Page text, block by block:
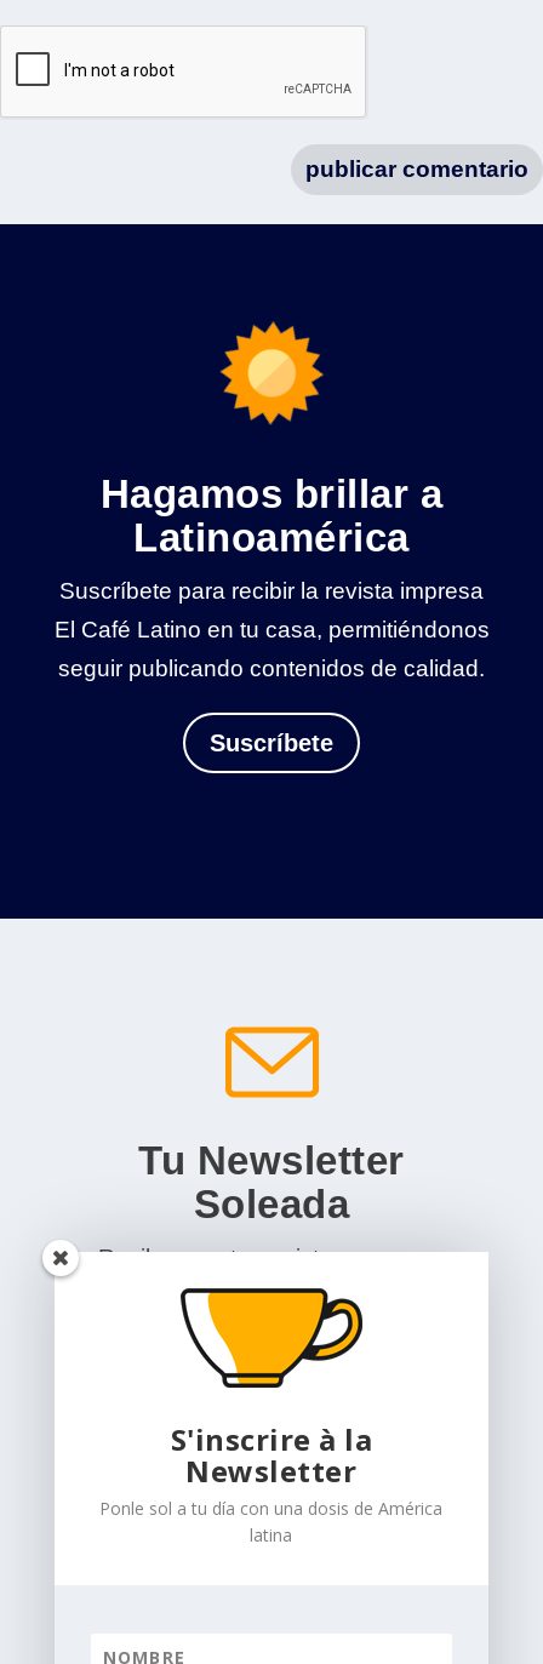
Hagamos brillar a
Latinoamérica
Suscríbete para recibir la revista impresa
El Café Latino en tu casa, permitiéndonos
seguir publicando contenidos de calidad.
Suscríbete
Tu Newsletter
Soleada
Recibe nuestra revista por correo
electrónico, con una selección de los
mejores artículos, para redescubrir
Latinoamérica.
S'inscrire à la
Newsletter
Ponle sol a tu día con una dosis de América
latina